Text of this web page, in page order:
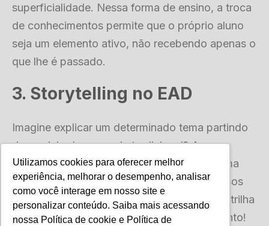
Utilizamos cookies para oferecer melhor
experiência, melhorar o desempenho, analisar
como você interage em nosso site e
personalizar conteúdo. Saiba mais acessando
nossa Política de cookie e Política de
superficialidade. Nessa forma de ensino, a troca
de conhecimentos permite que o próprio aluno
seja um elemento ativo, não recebendo apenas o
que lhe é passado.
3. Storytelling no EAD
Imagine explicar um determinado tema partindo
do modelo de uma aula tradicional? Agora,
imagine esse mesmo tema trabalhado de uma
forma totalmente diferente, utilizando recursos
como cenas do cotidiano, imagens, vídeos, trilha
sonora, infográficos e textos atraentes. Pronto!